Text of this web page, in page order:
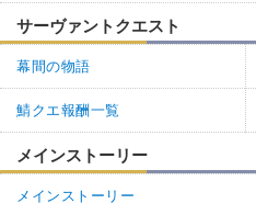
サーヴァントクエスト
幕間の物語
鯖クエ報酬一覧
メインストーリー
メインストーリー